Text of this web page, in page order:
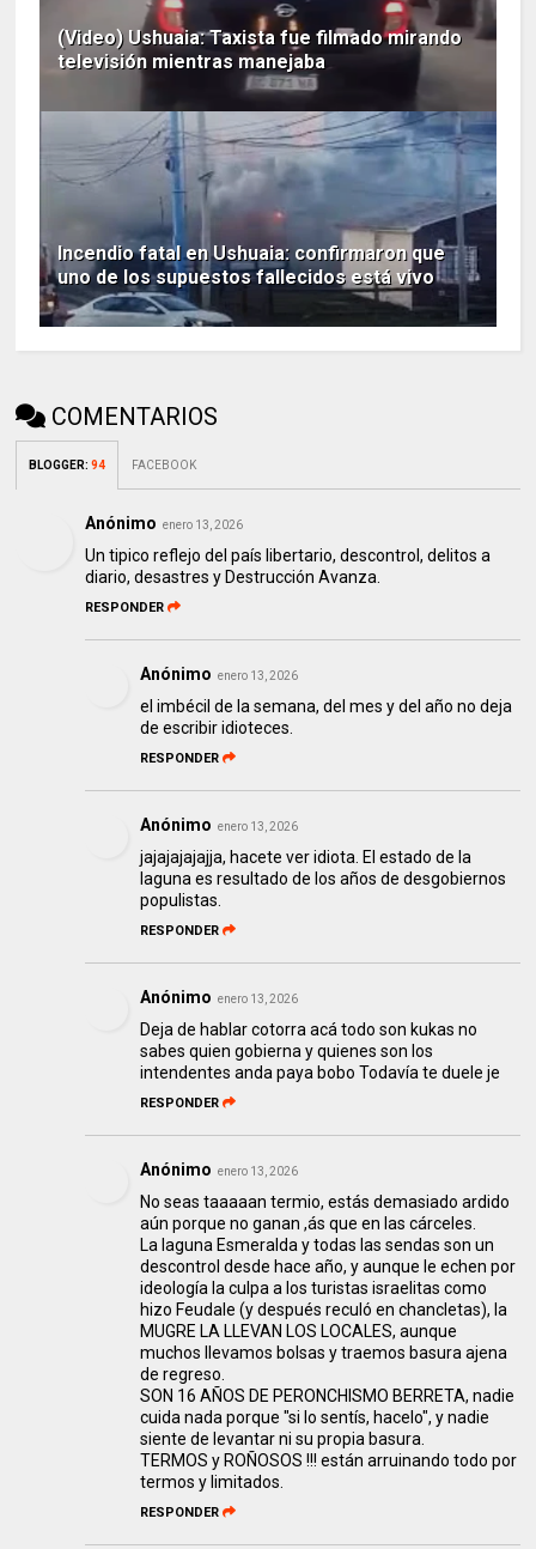
(Video) Ushuaia: Taxista fue filmado mirando
televisión mientras manejaba
Incendio fatal en Ushuaia: confirmaron que
uno de los supuestos fallecidos está vivo
COMENTARIOS
BLOGGER:94 FACEBOOK
Anónimo enero 13, 2026
Un tipico reflejo del país libertario, descontrol, delitos a
diario, desastres y Destrucción Avanza.
RESPONDER
Anónimo enero 13, 2026
el imbécil de la semana, del mes y del año no deja
de escribir idioteces.
RESPONDER
Anónimo enero 13, 2026
jajajajajajja, hacete ver idiota. El estado de la
laguna es resultado de los años de desgobiernos
populistas.
RESPONDER
Anónimo enero 13, 2026
Deja de hablar cotorra acá todo son kukas no
sabes quien gobierna y quienes son los
intendentes anda paya bobo Todavía te duele je
RESPONDER
Anónimo enero 13, 2026
No seas taaaaan termio, estás demasiado ardido
aún porque no ganan ,ás que en las cárceles.
La laguna Esmeralda y todas las sendas son un
descontrol desde hace año, y aunque le echen por
ideología la culpa a los turistas israelitas como
hizo Feudale (y después reculó en chancletas), la
MUGRE LA LLEVAN LOS LOCALES, aunque
muchos llevamos bolsas y traemos basura ajena
de regreso.
SON 16 AÑOS DE PERONCHISMO BERRETA, nadie
cuida nada porque "si lo sentís, hacelo", y nadie
siente de levantar ni su propia basura.
TERMOS y ROÑOSOS !!! están arruinando todo por
termos y limitados.
RESPONDER